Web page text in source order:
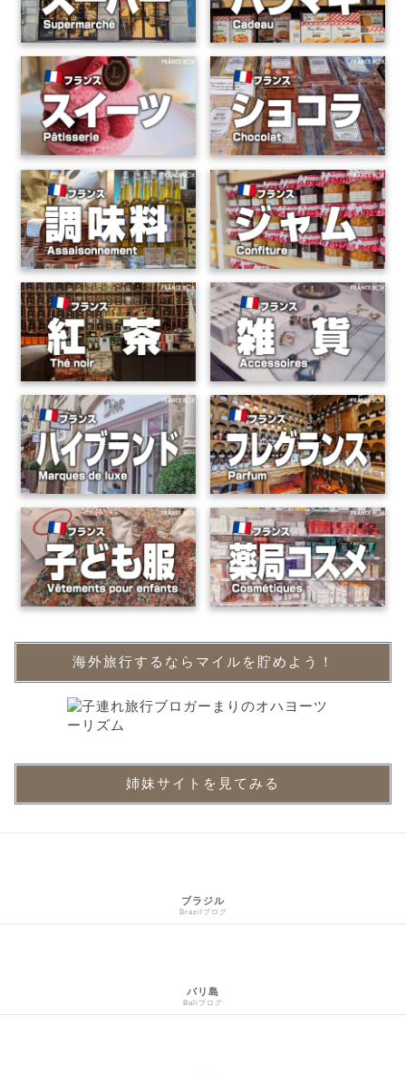
海外旅行するならマイルを貯めよう！
姉妹サイトを見てみる
ブラジル
Brazilブログ
バリ島
Baliブログ